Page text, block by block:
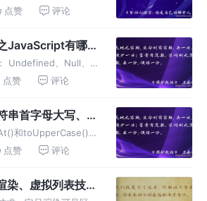
一个元素，并返回被
一个元素。
点赞 评论
JavaScript有哪些
别？
Undefined、Null、
、Array、
点赞 评论
首字母大写、翻
选定的文本
和toUpperCase()方
大写。翻转字符串：
方法将其转换
点赞 评论
染、虚拟列表技